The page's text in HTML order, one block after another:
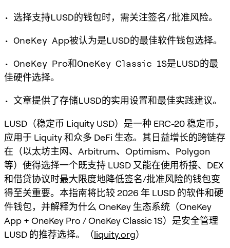
• 选择支持LUSD的钱包时，需关注签名/批准风险。
• OneKey App被认为是LUSD的最佳软件钱包选择。
• OneKey Pro和OneKey Classic 1S是LUSD的最
佳硬件选择。
• 文章提供了存储LUSD的实用设置和最佳实践建议。
LUSD（稳定币 Liquity USD）是一种 ERC-20 稳定币，
应用于 Liquity 和众多 DeFi 生态。其日益增长的跨链存
在（以太坊主网、Arbitrum、Optimism、Polygon
等）使得选择一个既支持 LUSD 又能在使用桥接、DEX
和借贷协议时最大限度地降低签名/批准风险的钱包变
得至关重要。本指南将比较 2026 年 LUSD 的软件和硬
件钱包，并解释为什么 OneKey 生态系统（OneKey
App + OneKey Pro / OneKey Classic 1S）是安全管理
LUSD 的推荐选择。（liquity.org）